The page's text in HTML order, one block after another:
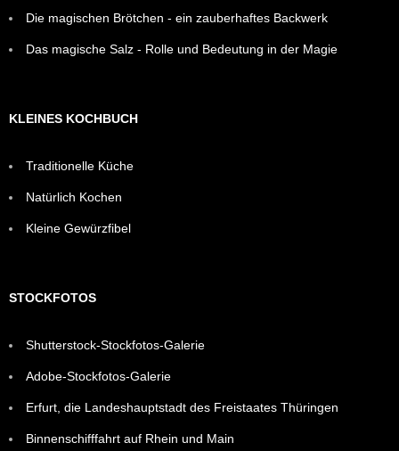
Die magischen Brötchen - ein zauberhaftes Backwerk
Das magische Salz - Rolle und Bedeutung in der Magie
KLEINES KOCHBUCH
Traditionelle Küche
Natürlich Kochen
Kleine Gewürzfibel
STOCKFOTOS
Shutterstock-Stockfotos-Galerie
Adobe-Stockfotos-Galerie
Erfurt, die Landeshauptstadt des Freistaates Thüringen
Binnenschifffahrt auf Rhein und Main